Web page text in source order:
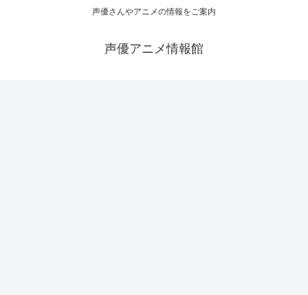
声優さんやアニメの情報をご案内
声優アニメ情報館